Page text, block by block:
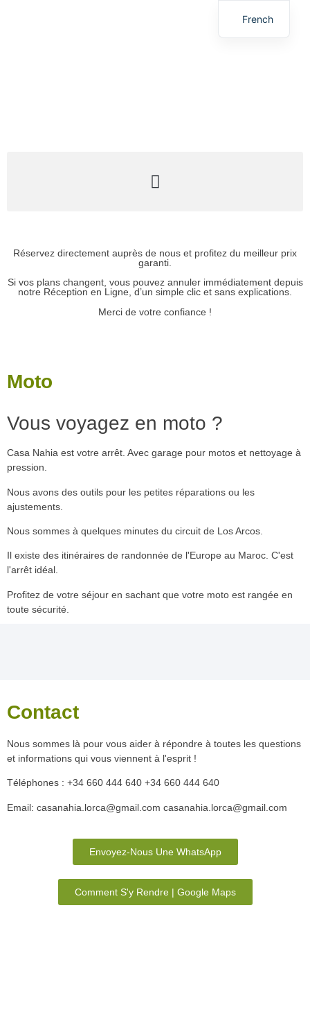
Réservez directement auprès de nous et profitez du meilleur prix
garanti.
Si vos plans changent, vous pouvez annuler immédiatement depuis
notre Réception en Ligne, d’un simple clic et sans explications.
Merci de votre confiance !
Moto
Vous voyagez en moto ?
Casa Nahia est votre arrêt. Avec garage pour motos et nettoyage à
pression.
Nous avons des outils pour les petites réparations ou les
ajustements.
Nous sommes à quelques minutes du circuit de Los Arcos.
Il existe des itinéraires de randonnée de l'Europe au Maroc. C'est
l'arrêt idéal.
Profitez de votre séjour en sachant que votre moto est rangée en
toute sécurité.
Contact
Nous sommes là pour vous aider à répondre à toutes les questions
et informations qui vous viennent à l'esprit !
Téléphones : +34 660 444 640 +34 660 444 640
Email: casanahia.lorca@gmail.com casanahia.lorca@gmail.com
Envoyez-Nous Une WhatsApp
Comment S'y Rendre | Google Maps
French